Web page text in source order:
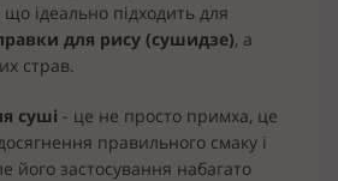
що ідеально підходить для
для рису (сушидзе), а
страв.
суші - це не просто примха, це
правильного смаку і
його застосування набагато